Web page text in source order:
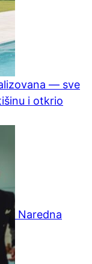
— sve
i otkrio
Naredna